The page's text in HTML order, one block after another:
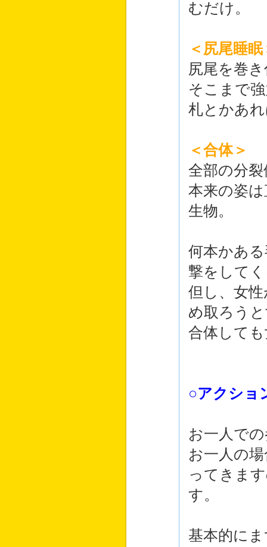
むだけ。
＜尻尾睡眠
尻尾を巻
そこまで
札とかあ
＜合体＞
全部の分
本来の姿
生物。
何本かあ
撃をして
但し、女
め取ろう
合体して
○アクショ
お一人で
お一人の
ってきま
す。
基本的に